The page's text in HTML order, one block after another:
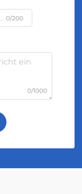
0/200
0/1000